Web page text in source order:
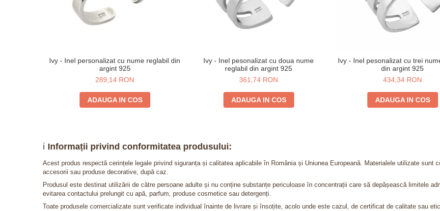
Ivy - Inel personalizat cu nume reglabil din
argint 925
289,14 RON
ADAUGA IN COS
Ivy - Inel pesonalizat cu doua nume
reglabil din argint 925
361,74 RON
ADAUGA IN COS
Ivy - Inel pesonalizat cu trei
din argint 925
434,34 RON
ADAUGA IN COS
ℹ️ Informații privind conformitatea produsului:
Acest produs respectă cerințele legale privind siguranța și calitatea aplicabile în România și Uniunea Europeană. Materialele utilizate sunt
accesorii sau produse decorative, după caz.
Produsul este destinat utilizării de către persoane adulte și nu conține substanțe periculoase în concentrații care să depășească limitele
evitarea contactului prelungit cu apă, parfum, produse cosmetice sau detergenți.
Toate produsele comercializate sunt verificate individual înainte de livrare și însoțite, acolo unde este cazul, de certificat de calitate sau